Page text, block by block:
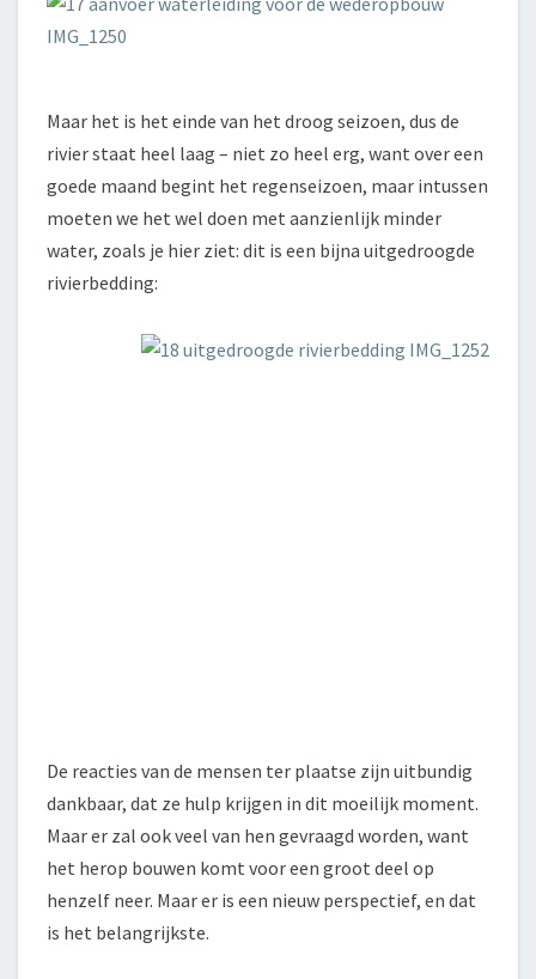
Maar het is het einde van het droog seizoen, dus de
rivier staat heel laag – niet zo heel erg, want over een
goede maand begint het regenseizoen, maar intussen
moeten we het wel doen met aanzienlijk minder
water, zoals je hier ziet: dit is een bijna uitgedroogde
rivierbedding:
De reacties van de mensen ter plaatse zijn uitbundig
dankbaar, dat ze hulp krijgen in dit moeilijk moment.
Maar er zal ook veel van hen gevraagd worden, want
het herop bouwen komt voor een groot deel op
henzelf neer. Maar er is een nieuw perspectief, en dat
is het belangrijkste.